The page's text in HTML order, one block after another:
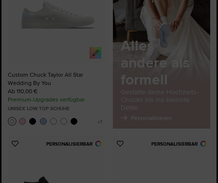
Custom Chuck Taylor All Star
Wedding By You
Ab 110,00 €
Premium-Upgrades verfügbar
UNISEX LOW TOP SCHUHE
Alles
andere als
formell
Gestalte deine Hochzeits-
Chucks bis ins kleinste
Detail.
Personalisieren
PERSONALISIERBAR
Zu
PERSONALISIERBAR
Zu